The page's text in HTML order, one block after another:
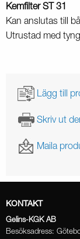
Kemfilter ST 31
Kan anslutas till
Utrustad med
Lägg till
Skriv ut
Maila
KONTAKT
Gelins-KGK AB
Besöksadress: